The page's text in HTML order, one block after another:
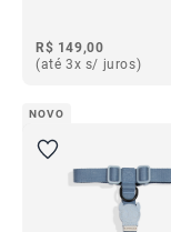
R$ 149,00
(até 3x s/ juros)
NOVO